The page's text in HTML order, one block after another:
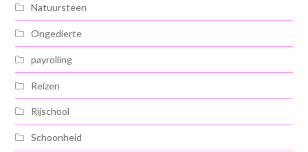
Natuursteen
Ongedierte
payrolling
Reizen
Rijschool
Schoonheid